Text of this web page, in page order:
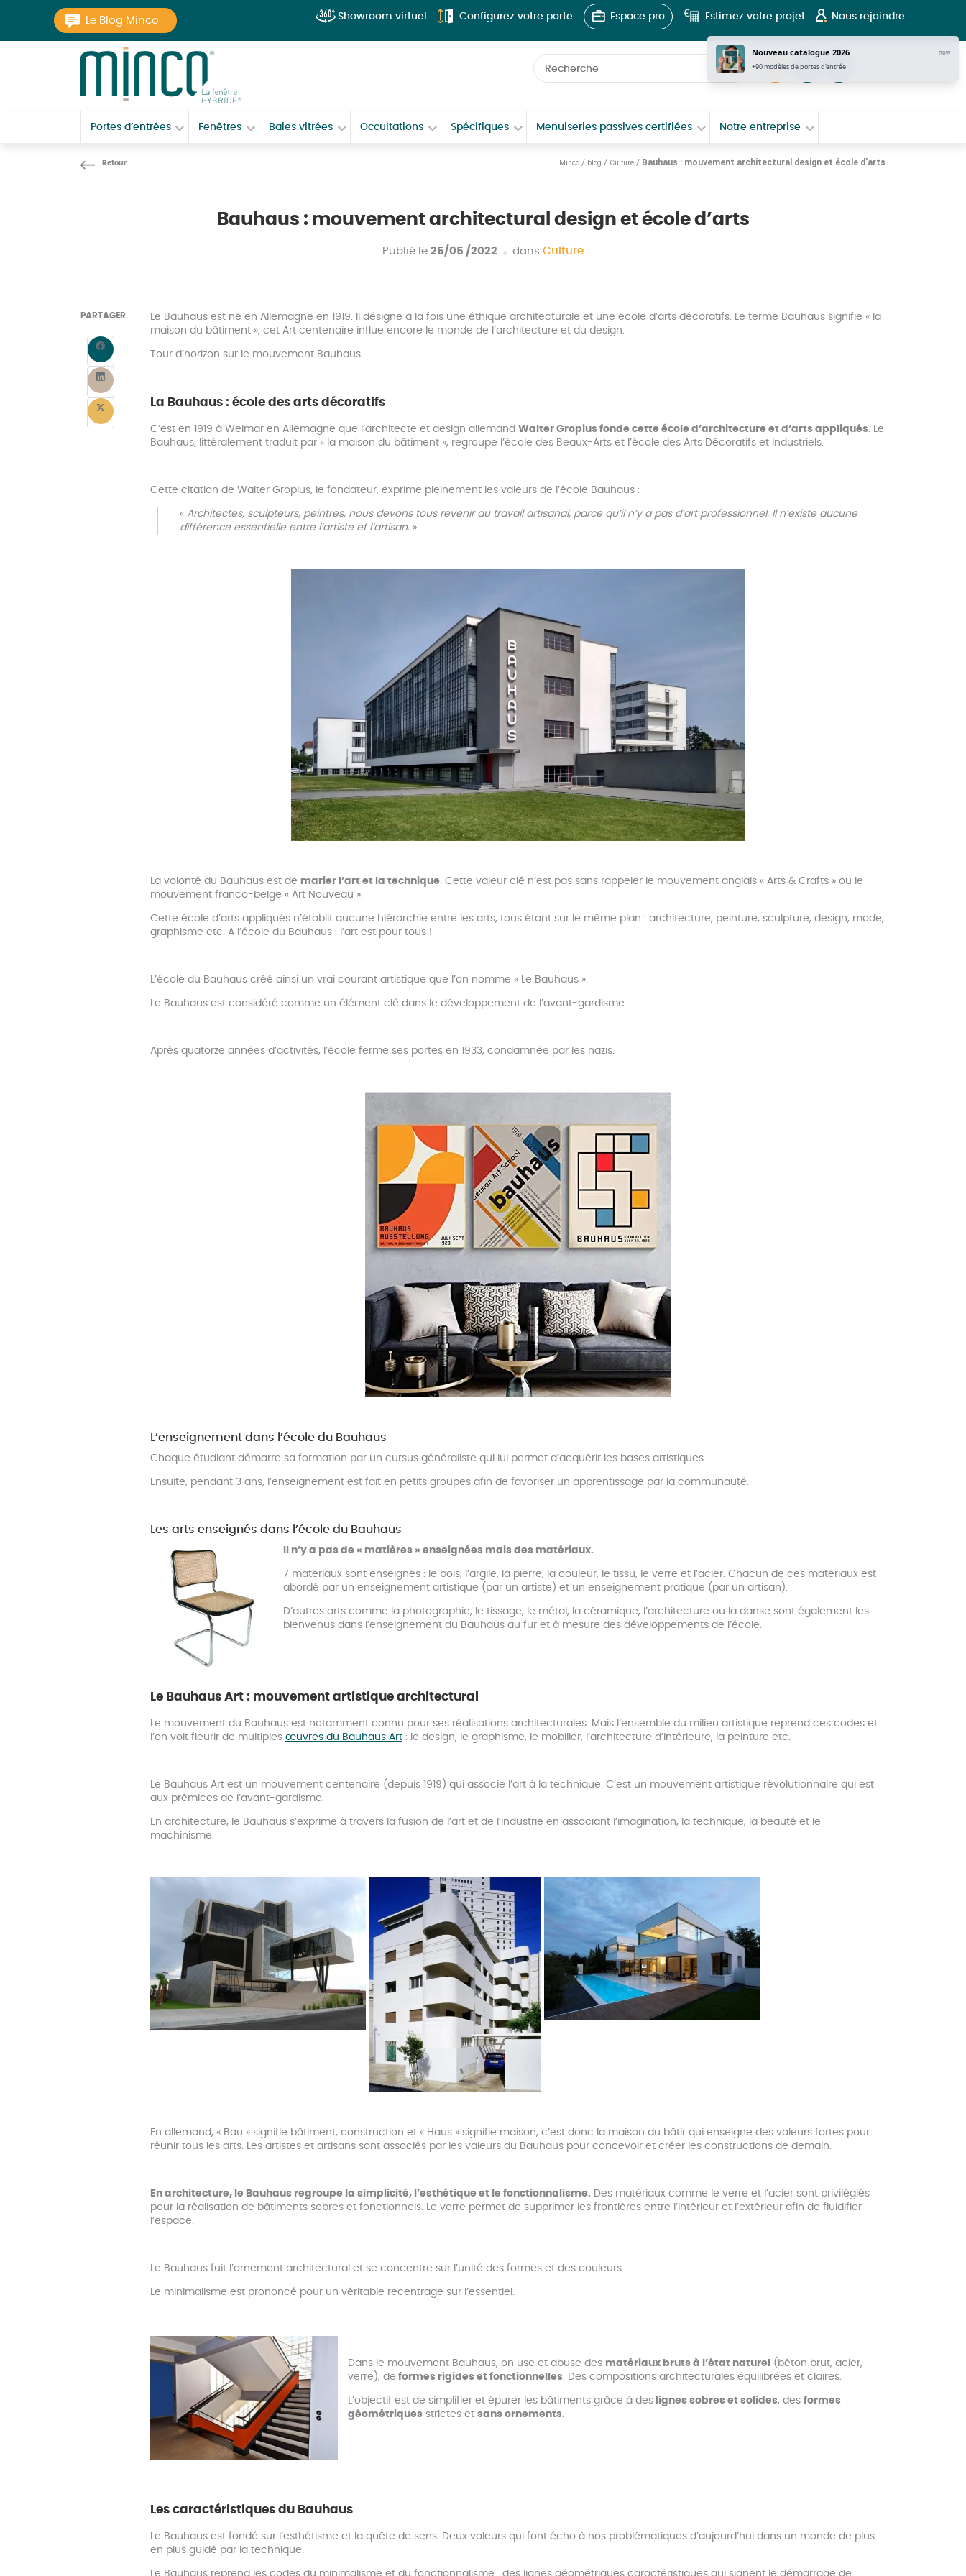
Aller au texte
Aller au menu
Le Blog Minco Showroom virtuel Configurez votre porte Espace pro Estimez votre projet Nous rejoindre
La Fenêtre Hybride
Recherche
Portes d’entrées
Fenêtres Baies vitrées Occultations Spécifiques Menuiseries passives certifiées Notre entreprise
Minco / blog / Culture / Bauhaus : mouvement architectural design et école d’arts
Bauhaus : mouvement architectural design et école d’arts
Publié le 25/05 /2022 dans Culture
PARTAGER
Le Bauhaus est né en Allemagne en 1919. Il désigne à la fois une éthique architecturale et une école d’arts décoratifs. Le terme Bauhaus signifie « la
maison du bâtiment », cet Art centenaire influe encore le monde de l’architecture et du design.
Tour d’horizon sur le mouvement Bauhaus.
La Bauhaus : école des arts décoratifs
C’est en 1919 à Weimar en Allemagne que l’architecte et design allemand Walter Gropius fonde cette école d’architecture et d’arts appliqués. Le
Bauhaus, littéralement traduit par « la maison du bâtiment », regroupe l’école des Beaux-Arts et l’école des Arts Décoratifs et Industriels.
Cette citation de Walter Gropius, le fondateur, exprime pleinement les valeurs de l’école Bauhaus :
« Architectes, sculpteurs, peintres, nous devons tous revenir au travail artisanal, parce qu’il n’y a pas d’art professionnel. Il n’existe aucune
différence essentielle entre l’artiste et l’artisan.»
La volonté du Bauhaus est de marier l’art et la technique. Cette valeur clé n’est pas sans rappeler le mouvement anglais « Arts & Crafts » ou le
mouvement franco-belge « Art Nouveau ».
Cette école d’arts appliqués n’établit aucune hiérarchie entre les arts, tous étant sur le même plan : architecture, peinture, sculpture, design, mode,
graphisme etc. A l’école du Bauhaus : l’art est pour tous !
L’école du Bauhaus créé ainsi un vrai courant artistique que l’on nomme « Le Bauhaus ».
Le Bauhaus est considéré comme un élément clé dans le développement de l’avant-gardisme.
Après quatorze années d’activités, l’école ferme ses portes en 1933, condamnée par les nazis.
L’enseignement dans l’école du Bauhaus
Chaque étudiant démarre sa formation par un cursus généraliste qui lui permet d’acquérir les bases artistiques.
Ensuite, pendant 3 ans, l’enseignement est fait en petits groupes afin de favoriser un apprentissage par la communauté.
Les arts enseignés dans l’école du Bauhaus
Il n’y a pas de « matières » enseignées mais des matériaux.
7 matériaux sont enseignés : le bois, l’argile, la pierre, la couleur, le tissu, le verre et l’acier. Chacun de ces matériaux est
abordé par un enseignement artistique (par un artiste) et un enseignement pratique (par un artisan).
D’autres arts comme la photographie, le tissage, le métal, la céramique, l’architecture ou la danse sont également les
bienvenus dans l’enseignement du Bauhaus au fur et à mesure des développements de l’école.
Le Bauhaus Art : mouvement artistique architectural
Le mouvement du Bauhaus est notamment connu pour ses réalisations architecturales. Mais l’ensemble du milieu artistique reprend ces codes et
l’on voit fleurir de multiples œuvres du Bauhaus Art: le design, le graphisme, le mobilier, l’architecture d’intérieure, la peinture etc.
Le Bauhaus Art est un mouvement centenaire (depuis 1919) qui associe l’art à la technique. C’est un mouvement artistique révolutionnaire qui est
aux prémices de l’avant-gardisme.
En architecture, le Bauhaus s’exprime à travers la fusion de l’art et de l’industrie en associant l’imagination, la technique, la beauté et le
machinisme.
En allemand, « Bau » signifie bâtiment, construction et « Haus » signifie maison, c’est donc la maison du bâtir qui enseigne des valeurs fortes pour
réunir tous les arts. Les artistes et artisans sont associés par les valeurs du Bauhaus pour concevoir et créer les constructions de demain.
En architecture, le Bauhaus regroupe la simplicité, l’esthétique et le fonctionnalisme. Des matériaux comme le verre et l’acier sont privilégiés
pour la réalisation de bâtiments sobres et fonctionnels. Le verre permet de supprimer les frontières entre l’intérieur et l’extérieur afin de fluidifier
l’espace.
Le Bauhaus fuit l’ornement architectural et se concentre sur l’unité des formes et des couleurs.
Le minimalisme est prononcé pour un véritable recentrage sur l’essentiel.
Dans le mouvement Bauhaus, on use et abuse des matériaux bruts à l’état naturel
(béton brut, acier,
verre), de formes rigides et fonctionnelles . Des compositions architecturales équilibrées et claires.
L’objectif est de simplifier et épurer les bâtiments grâce à deslignes sobres et solides, des formes
géométriques strictes et sans ornements
Les caractéristiques du Bauhaus
Le Bauhaus est fondé sur l’esthétisme et la quête de sens. Deux valeurs qui font écho à nos problématiques d’aujourd’hui dans un monde de plus
en plus guidé par la technique.
Le Bauhaus reprend les codes du minimalisme et du fonctionnalisme : des lignes géométriques caractéristiques qui signent le démarrage de
Nouveau catalogue 2026 now
+90 modèles de portes d'entrée